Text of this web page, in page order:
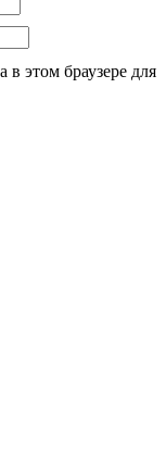
в этом браузере для